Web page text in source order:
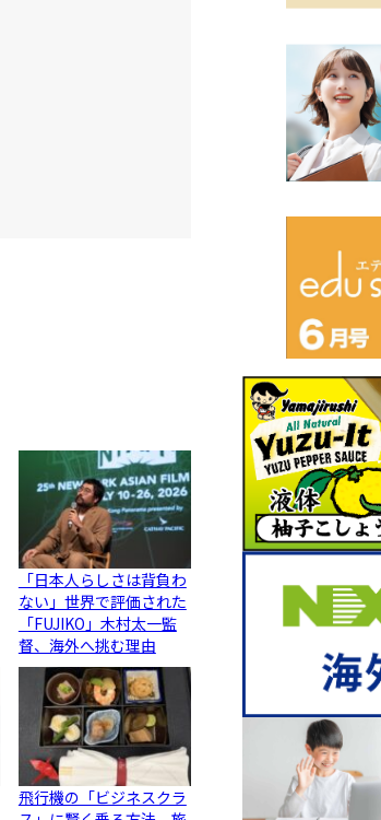
「日本人らしさは背負わ
ない」世界で評価された
「FUJIKO」木村太一監
督、海外へ挑む理由
飛行機の「ビジネスクラ